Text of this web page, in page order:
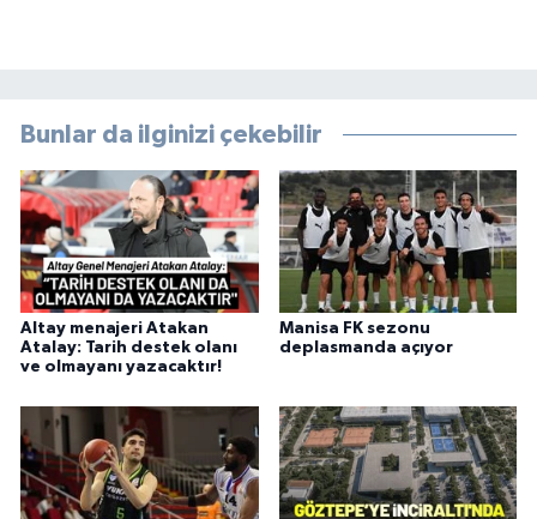
Bunlar da ilginizi çekebilir
Altay menajeri Atakan
Atalay: Tarih destek olanı
ve olmayanı yazacaktır!
Manisa FK sezonu
deplasmanda açıyor